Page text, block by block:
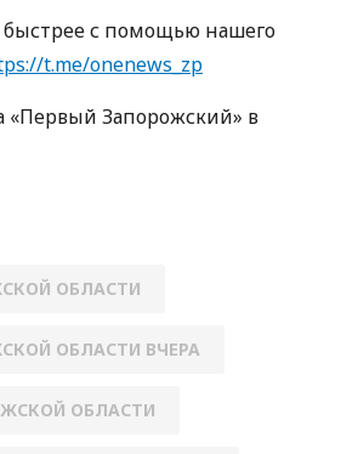
быстрее с помощью нашего
t.me/onenews_zp
«Первый Запорожский» в
ОБЛАСТИ
ОБЛАСТИ ВЧЕРА
ОБЛАСТИ